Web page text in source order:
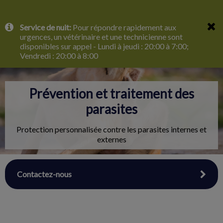
IvcPractices.HeaderNav.Search.Label
Envoyer
Service de nuit: Pour répondre rapidement aux
urgences, un vétérinaire et une technicienne sont
disponibles sur appel - Lundi à jeudi : 20:00 à 7:00;
Vendredi : 20:00 à 8:00
Prévention et traitement des
parasites
Protection personnalisée contre les parasites internes et
externes
Contactez-nous